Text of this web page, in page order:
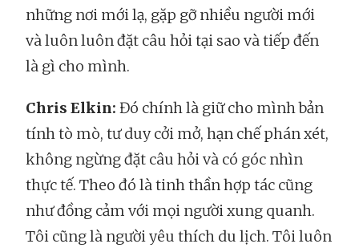
những nơi mới lạ, gặp gỡ nhiều người mới
và luôn luôn đặt câu hỏi tại sao và tiếp đến
là gì cho mình.
Chris Elkin: Đó chính là giữ cho mình bản
tính tò mò, tư duy cởi mở, hạn chế phán xét,
không ngừng đặt câu hỏi và có góc nhìn
thực tế. Theo đó là tinh thần hợp tác cũng
như đồng cảm với mọi người xung quanh.
Tôi cũng là người yêu thích du lịch. Tôi luôn